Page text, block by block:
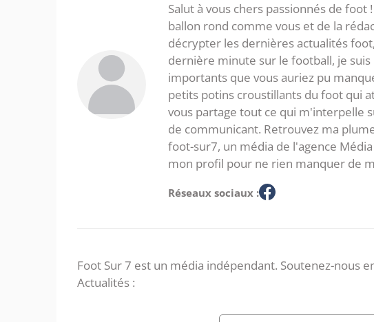
Salut à vous chers passionnés de foot
ballon rond comme vous et de la
décrypter les dernières actualités
dernière minute sur le football, je
importants que vous auriez pu
petits potins croustillants du foot qui
vous partage tout ce qui m'interpelle
de communicant. Retrouvez ma
foot-sur7, un média de l'agence
mon profil pour ne rien manquer de
Réseaux sociaux :
Foot Sur 7 est un média indépendant. Soutenez-nous
Actualités :